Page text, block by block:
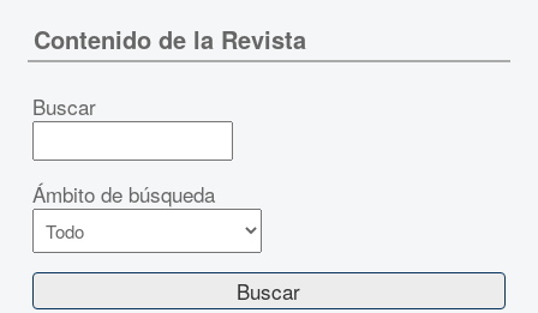
Contenido de la Revista
Buscar
Ámbito de búsqueda